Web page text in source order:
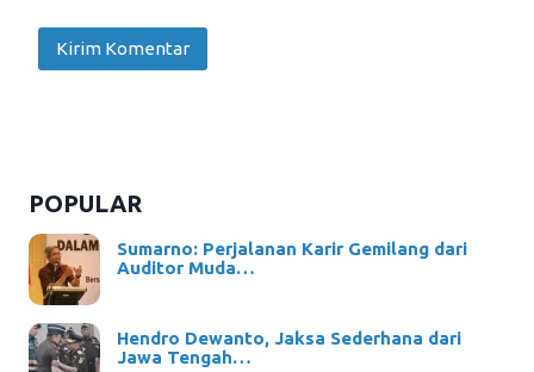
POPULAR
Sumarno: Perjalanan Karir Gemilang dari
Auditor Muda…
Hendro Dewanto, Jaksa Sederhana dari
Jawa Tengah…